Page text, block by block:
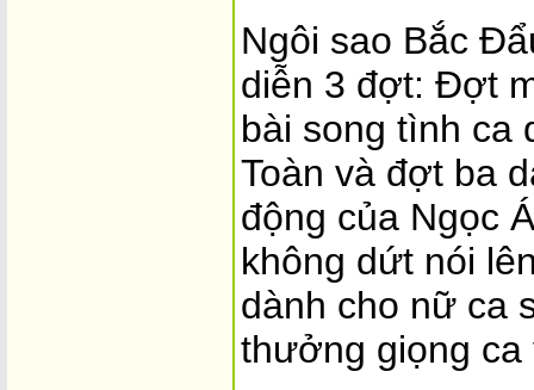
Ngôi sao Bắc
diễn 3 đợt: Đợt
bài song tình ca
Toàn và đợt ba
động của Ngọc
không dứt nói
dành cho nữ ca
thưởng giọng ca